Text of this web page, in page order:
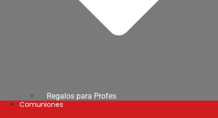
Regalos para Profes
Comuniones